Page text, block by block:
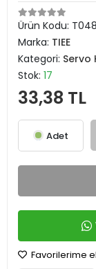
Ürün Kodu:
Marka: TIEE
Kategori: Servo
Stok: 17
33,38 TL
Adet
Favorilerime